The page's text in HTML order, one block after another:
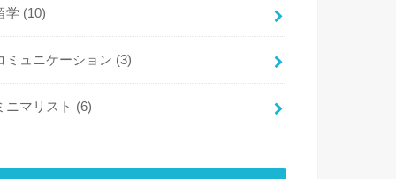
学 (10)
ミュニケーション (3)
ニマリスト (6)